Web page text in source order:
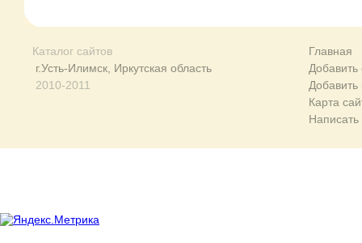
Каталог сайтов
г.Усть-Илимск, Иркутская область
2010-2011
Главная
Добавить
Карта